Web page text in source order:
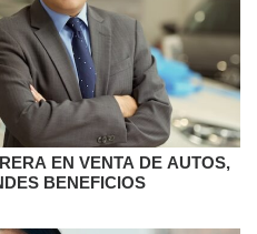
EN VENTA DE AUTOS,
BENEFICIOS